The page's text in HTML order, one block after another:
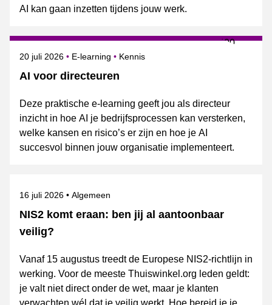
AI kan gaan inzetten tijdens jouw werk.
AI voor directeuren
Gepubliceerd op
20 juli 2026 E-learning Onderwerpen
Kennis
Deze praktische e-learning geeft jou als directeur
inzicht in hoe AI je bedrijfsprocessen kan versterken,
welke kansen en risico’s er zijn en hoe je AI
succesvol binnen jouw organisatie implementeert.
NIS2 komt eraan: ben jij al aantoonbaar
veilig?
Gepubliceerd op
16 juli 2026 Onderwerpen
Algemeen
Vanaf 15 augustus treedt de Europese NIS2-richtlijn in
werking. Voor de meeste Thuiswinkel.org leden geldt:
je valt niet direct onder de wet, maar je klanten
verwachten wél dat je veilig werkt. Hoe bereid je je